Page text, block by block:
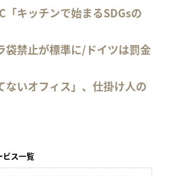
キッチンで始まるSDGsの
袋禁止が標準に/ドイツは罰金
ないオフィス」、仕掛け人の
ス一覧